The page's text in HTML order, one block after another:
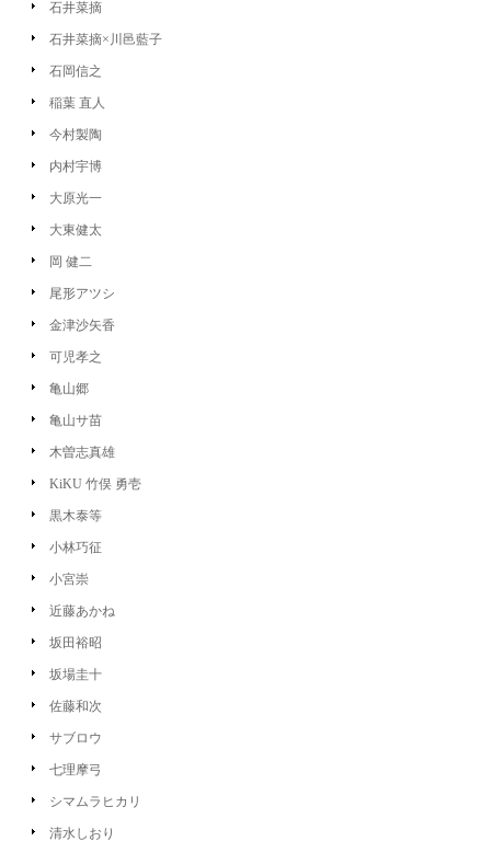
石井菜摘
石井菜摘×川邑藍子
石岡信之
稲葉 直人
今村製陶
内村宇博
大原光一
大東健太
岡 健二
尾形アツシ
金津沙矢香
可児孝之
亀山郷
亀山サ苗
木曽志真雄
KiKU 竹俣 勇壱
黒木泰等
小林巧征
小宮崇
近藤あかね
坂田裕昭
坂場圭十
佐藤和次
サブロウ
七理摩弓
シマムラヒカリ
清水しおり